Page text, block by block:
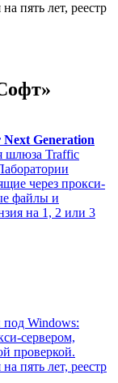
пять лет, реестр
Generation
шлюза Traffic
через прокси-
файлы и
на 1, 2 или 3
Windows:
сервером,
проверкой.
пять лет, реестр